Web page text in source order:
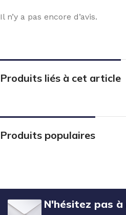
Il n’y a pas encore d’avis.
Produits liés à cet article
Produits populaires
N'hésitez pas